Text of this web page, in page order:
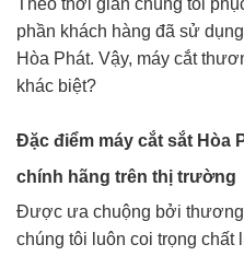
Theo thời gian chúng tôi
phần khách hàng đã sử
Hòa Phát. Vậy, máy cắt
khác biệt?
Đặc điểm máy cắt sắt Hòa
chính hãng trên thị trường
Được ưa chuộng bởi thương
chúng tôi luôn coi trọng chất